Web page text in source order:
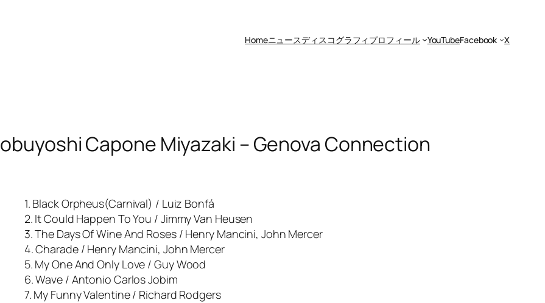
Homeニュースディスコグラフィ プロフィール YouTubeFacebook X
Capone Miyazaki – Genova Connection
1. Black Orpheus(Carnival) / Luiz Bonfá
2. It Could Happen To You / Jimmy Van Heusen
3. The Days Of Wine And Roses / Henry Mancini, John Mercer
4. Charade / Henry Mancini, John Mercer
5. My One And Only Love / Guy Wood
6. Wave / Antonio Carlos Jobim
7. My Funny Valentine / Richard Rodgers